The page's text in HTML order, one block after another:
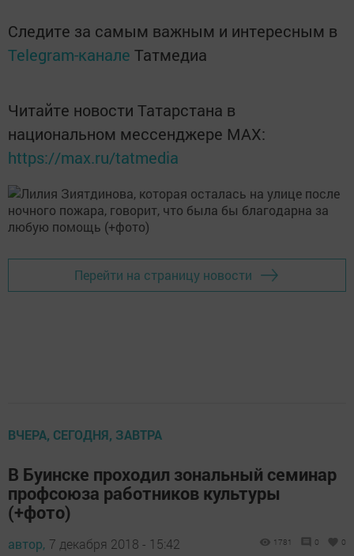
Следите за самым важным и интересным в
Telegram-канале Татмедиа
Читайте новости Татарстана в
национальном мессенджере MАХ:
https://max.ru/tatmedia
Перейти на страницу новости
ВЧЕРА, СЕГОДНЯ, ЗАВТРА
В Буинске проходил зональный семинар
профсоюза работников культуры
(+фото)
автор, 7 декабря 2018 - 15:42 1781 0 0